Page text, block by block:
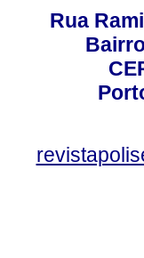
Rua